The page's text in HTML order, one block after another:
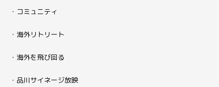
・コミュニティ
・海外リトリート
・海外を飛び回る
・品川サイネージ放映